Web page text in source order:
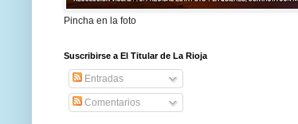
Pincha en la foto
Suscribirse a El Titular de La Rioja
Entradas
Comentarios